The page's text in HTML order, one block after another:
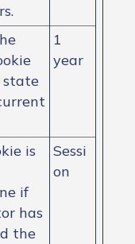
state
1
year
is
if
has
the
Sessi
on